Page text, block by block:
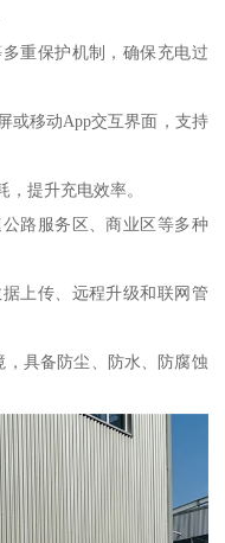
重保护机制，确保充电过
或移动App交互界面，支持
提升充电效率。
路服务区、商业区等多种
上传、远程升级和联网管
具备防尘、防水、防腐蚀